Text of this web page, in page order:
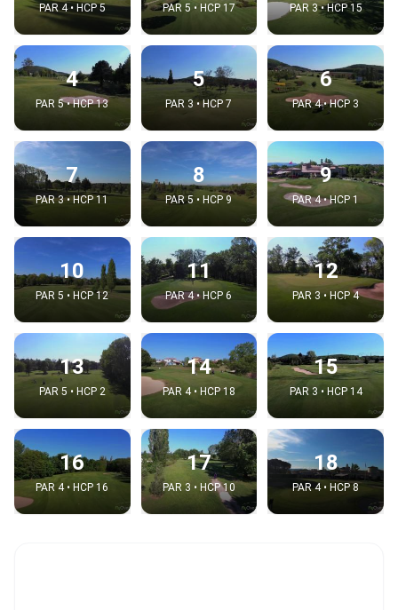
PAR 4 • HCP 5 PAR 5 • HCP 17 PAR 3 • HCP 15
4
PAR 5 • HCP 13
5
PAR 3 • HCP 7
6
PAR 4 • HCP 3
7
PAR 3 • HCP 11
8
PAR 5 • HCP 9
9
PAR 4 • HCP 1
10
PAR 5 • HCP 12
11
PAR 4 • HCP 6
12
PAR 3 • HCP 4
13
PAR 5 • HCP 2
14
PAR 4 • HCP 18
15
PAR 3 • HCP 14
16
PAR 4 • HCP 16
17
PAR 3 • HCP 10
18
PAR 4 • HCP 8